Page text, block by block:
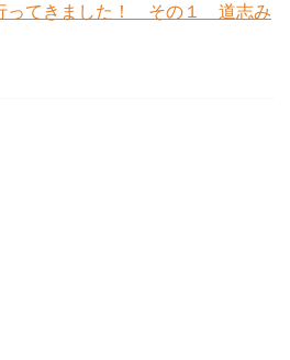
ってきました！ その１ 道志み